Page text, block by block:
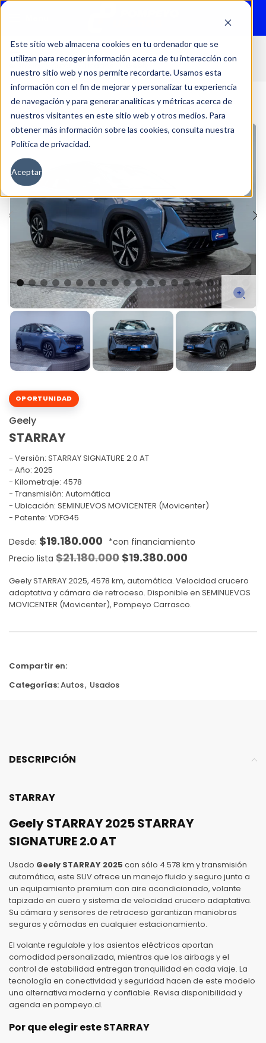
Este sitio web almacena cookies en tu ordenador que se
utilizan para recoger información acerca de tu interacción con
nuestro sitio web y nos permite recordarte. Usamos esta
información con el fin de mejorar y personalizar tu experiencia
de navegación y para generar analíticas y métricas acerca de
nuestros visitantes en este sitio web y otros medios. Para
obtener más información sobre las cookies, consulta nuestra
Política de privacidad.
Aceptar
Inicio Autos
OPORTUNIDAD
Geely
STARRAY
Versión: STARRAY SIGNATURE 2.0 AT
Año: 2025
Kilometraje: 4578
Transmisión: Automática
Ubicación: SEMINUEVOS MOVICENTER (Movicenter)
Patente: VDFG45
$19.180.000
Precio lista $21.180.000 $19.380.000
Geely STARRAY 2025, 4578 km, automática. Velocidad crucero
adaptativa y cámara de retroceso. Disponible en SEMINUEVOS
MOVICENTER (Movicenter), Pompeyo Carrasco.
Compartir en:
Categorías:Autos, Usados
DESCRIPCIÓN
STARRAY
Geely STARRAY 2025 STARRAY
SIGNATURE 2.0 AT
Usado Geely STARRAY 2025 con sólo 4.578 km y transmisión
automática, este SUV ofrece un manejo fluido y seguro junto a
un equipamiento premium con aire acondicionado, volante
tapizado en cuero y sistema de velocidad crucero adaptativa.
Su cámara y sensores de retroceso garantizan maniobras
seguras y cómodas en cualquier estacionamiento.
El volante regulable y los asientos eléctricos aportan
comodidad personalizada, mientras que los airbags y el
control de estabilidad entregan tranquilidad en cada viaje. La
tecnología en conectividad y seguridad hacen de este modelo
una alternativa moderna y confiable. Revisa disponibilidad y
agenda en pompeyo.cl.
Por que elegir este STARRAY